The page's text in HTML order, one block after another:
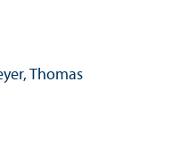
Thomas